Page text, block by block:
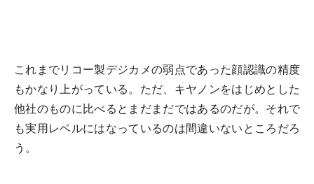
これまでリコー製デジカメの弱点であった顔認識の精度
もかなり上がっている。ただ、キヤノンをはじめとした
他社のものに比べるとまだまだではあるのだが。それで
も実用レベルにはなっているのは間違いないところだろ
う。